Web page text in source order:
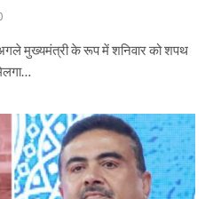
मुख्यमंत्री के रूप में शनिवार को शपथ